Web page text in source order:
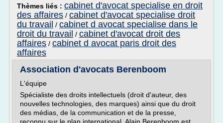
Thèmes liés : cabinet d'avocat specialise en droit
des affaires / cabinet d'avocat specialise droit
du travail / cabinet d avocat specialise dans le
droit du travail / cabinet d'avocat droit des
affaires / cabinet d avocat paris droit des
affaires
Association d'avocats Berenboom
L'équipe
Spécialiste des droits intellectuels (droit d'auteur, des
nouvelles technologies, des marques) ainsi que du droit
des médias, de la communication et de la presse,